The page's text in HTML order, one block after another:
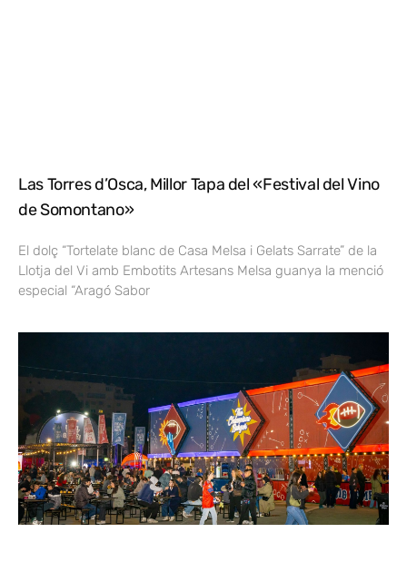
Las Torres d’Osca, Millor Tapa del «Festival del Vino
de Somontano»
El dolç “Tortelate blanc de Casa Melsa i Gelats Sarrate” de la
Llotja del Vi amb Embotits Artesans Melsa guanya la menció
especial “Aragó Sabor